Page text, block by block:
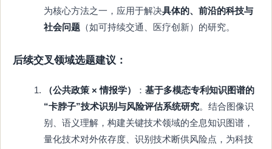
为核心方法之一，应用于解决具体的、前沿的科技与
社会问题 （如可持续交通、医疗创新）的研究。
后续交叉领域选题建议：
（公共政策 × 情报学） ： 基于多模态专利知识图谱的
“卡脖子”技术识别与风险评估系统研究。结合图像识
别、语义理解，构建关键技术领域的全息知识图谱，
量化技术对外依存度、识别技术断供风险点，为科技